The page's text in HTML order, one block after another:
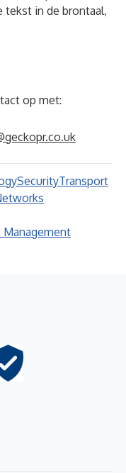
tekst in de brontaal,
op met:
SecurityTransport
Management